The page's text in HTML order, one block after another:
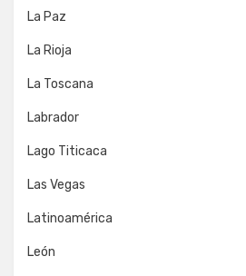
La Paz
La Rioja
La Toscana
Labrador
Lago Titicaca
Las Vegas
Latinoamérica
León